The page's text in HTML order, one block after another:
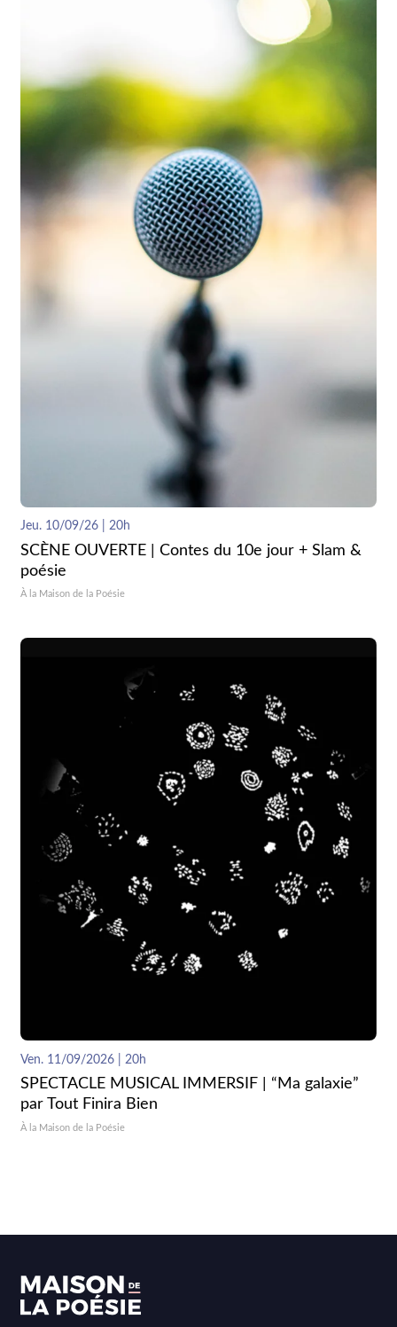
Jeu. 10/09/26 | 20h
SCÈNE OUVERTE | Contes du 10e jour + Slam &
poésie
À la Maison de la Poésie
Ven. 11/09/2026 | 20h
SPECTACLE MUSICAL IMMERSIF | “Ma galaxie”
par Tout Finira Bien
À la Maison de la Poésie